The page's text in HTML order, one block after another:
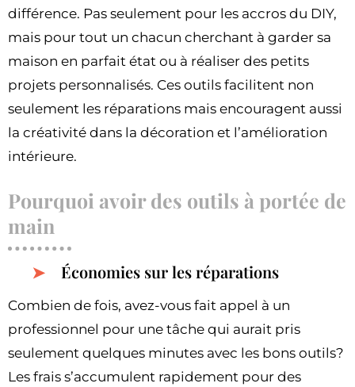
différence. Pas seulement pour les accros du DIY,
mais pour tout un chacun cherchant à garder sa
maison en parfait état ou à réaliser des petits
projets personnalisés. Ces outils facilitent non
seulement les réparations mais encouragent aussi
la créativité dans la décoration et l’amélioration
intérieure.
Pourquoi avoir des outils à portée de
main
Économies sur les réparations
Combien de fois, avez-vous fait appel à un
professionnel pour une tâche qui aurait pris
seulement quelques minutes avec les bons outils?
Les frais s’accumulent rapidement pour des